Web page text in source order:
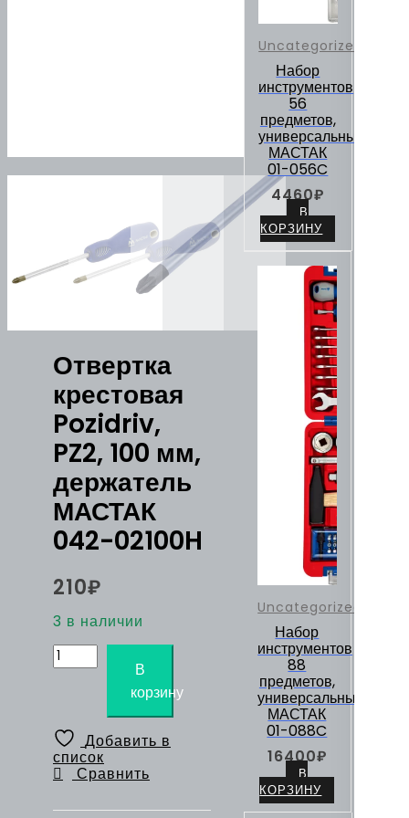
Отвертка
крестовая
Pozidriv,
PZ2, 100 мм,
держатель
МАСТАК
042-02100H
210₽
3 в наличии
Количество
товара
Pozidriv,
PZ2,
100
мм,
держатель
В
корзину
Добавить в
список
Сравнить
Uncategorized
Набор
инструментов
56
предметов,
универсальный
МАСТАК
01-056C
4460₽
В
КОРЗИНУ
Uncategorized
Набор
инструментов
88
предметов,
универсальный
МАСТАК
01-088C
16400₽
В
КОРЗИНУ